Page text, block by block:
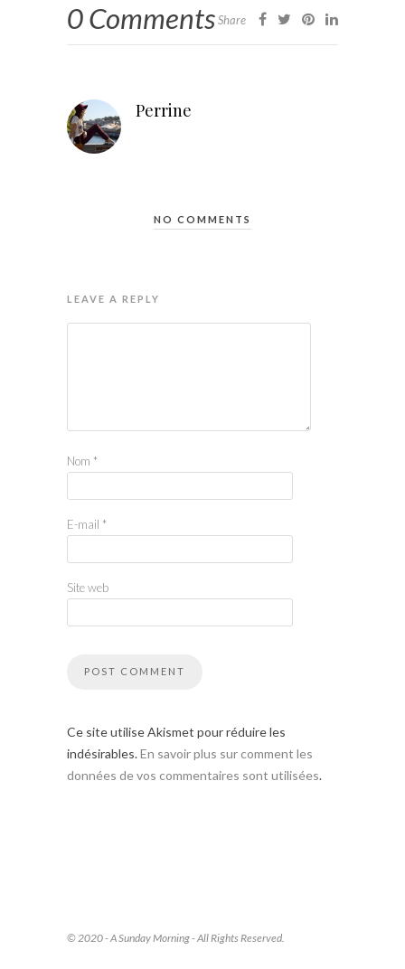
0 CommentsShare
Perrine
NO COMMENTS
LEAVE A REPLY
Nom *
E-mail *
Site web
Ce site utilise Akismet pour réduire les
indésirables.En savoir plus sur comment les
données de vos commentaires sont utilisées.
© 2020 - A Sunday Morning - All Rights Reserved.